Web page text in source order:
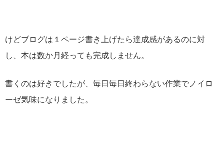
けどブログは１ページ書き上げたら達成感があるのに対
し、本は数か月経っても完成しません。
書くのは好きでしたが、毎日毎日終わらない作業でノイロ
ーゼ気味になりました。